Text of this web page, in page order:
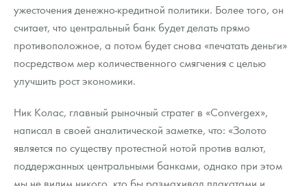
ужесточения денежно-кредитной политики. Более того, он
считает, что центральный банк будет делать прямо
противоположное, а потом будет снова «печатать деньги»
посредством мер количественного смягчения с целью
улучшить рост экономики.
Ник Колас, главный рыночный стратег в «Convergex»,
написал в своей аналитической заметке, что: «Золото
является по существу протестной нотой против валют,
поддержанных центральными банками, однако при этом